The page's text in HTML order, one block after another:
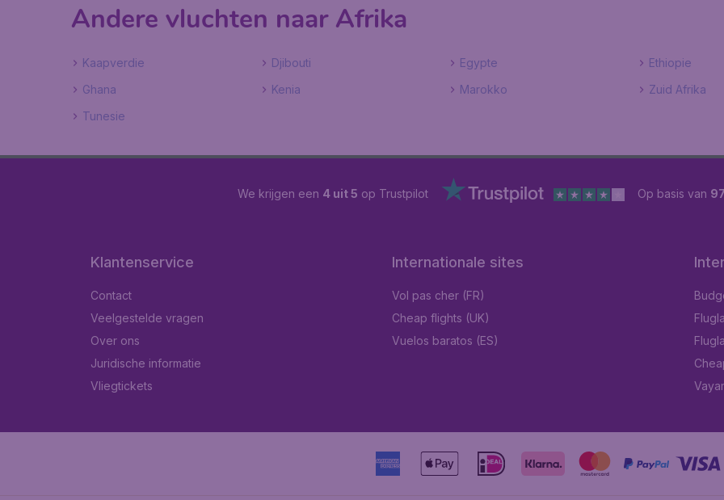
Andere vluchten naar Afrika
Kaapverdie Djibouti Egypte Ethiopie
Ghana
Kenia Marokko Zuid Afrika
Tunesie
We krijgen een 4 uit 5 op Trustpilot Op basis van
Klantenservice
Contact
Veelgestelde vragen
Over ons
Juridische informatie
Vliegtickets
Internationale sites
Vol pas cher (FR)
Cheap flights (UK)
Vuelos baratos (ES)